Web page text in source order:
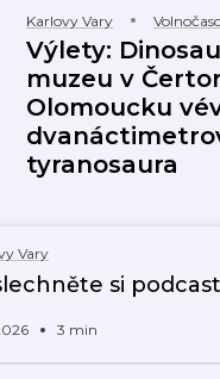
Karlovy Vary
Výlety:
muzeu v
Olomoucku
tyranosaura
Vary
si podcast
3 min